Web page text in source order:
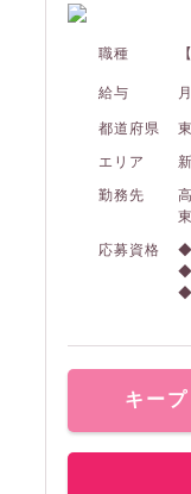
職種
給与
都道府県
エリア
勤務先
応募資格
◆
◆
◆
キープ